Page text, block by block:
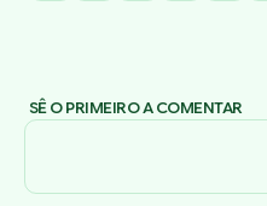
SÊ O PRIMEIRO A COMENTAR